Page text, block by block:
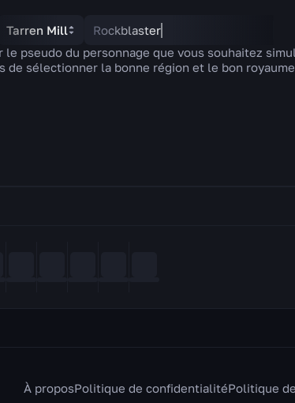
Tarren Mill
Rockblaster
pseudo du personnage que vous souhaitez
de sélectionner la bonne région et le bon
À proposPolitique de confidentialitéPolitique